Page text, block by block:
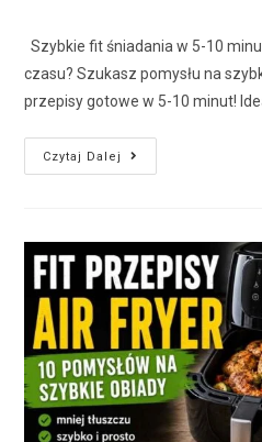
Szybkie fit śniadania w 5-10
czasu? Szukasz pomysłu na
przepisy gotowe w 5-10 minut!
Czytaj Dalej